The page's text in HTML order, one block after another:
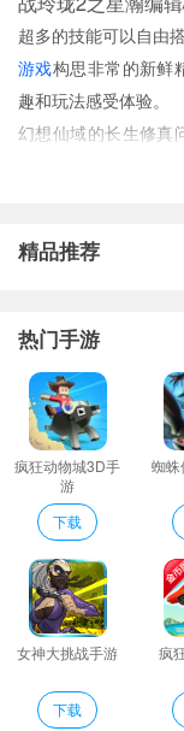
超多的技能可以自由
游戏构思非常的新鲜
趣和玩法感受体验。
幻想仙域的长生修真
都任你的轻松冒险尽
战玲珑2之星瀚推荐
里有富的职业门派和
2、战玲珑内测版这
任意的闯荡打败
3、学玩花样刺激流
4、个人形象自定义
服饰！
5、屈服于邪灵比屈
成为一代不朽的仙人
6、华丽时装自由装
帮助自己消灭敌人。
战玲珑2之星瀚评价
上线壕礼：上线送
精品推荐
热门手游
疯狂动物城3D手
游
下载
蜘蛛
女神大挑战手游
下载
疯